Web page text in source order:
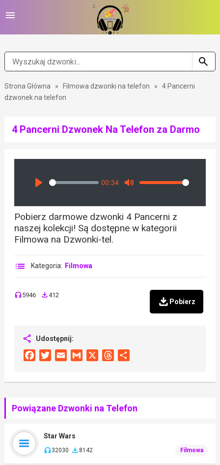
Strona Główna » Filmowa dzwonki na telefon »
4 Pancerni
dzwonek na telefon
4 Pancerni Dzwonek Na Telefon za Darmo
Seek
00:34
Volume
Pobierz darmowe dzwonki 4 Pancerni z
naszej kolekcji! Są dostępne w kategorii
Filmowa na Dzwonki-tel.
Kategoria: Filmowa
5946 412
Pobierz
Udostępnij:
FacebookTwitterEmail Gmail Threads
Powiązane Dzwonki na Telefon
Star Wars
32030 8142 Filmowa